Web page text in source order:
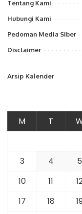
Tentang Kami
Hubungi Kami
Pedoman Media Siber
Disclaimer
Arsip Kalender
M T
3
4 5
10
11
17
18